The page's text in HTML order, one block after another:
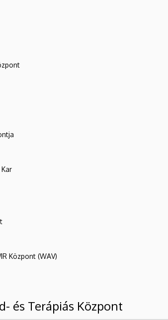
Központ (WAV)
és Terápiás Központ